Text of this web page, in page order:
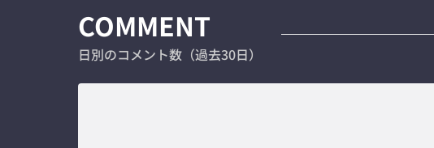
COMMENT
日別のコメント数（過去30日）